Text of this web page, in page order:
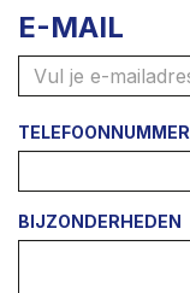
E-MAIL
TELEFOONNUMMER
BIJZONDERHEDEN